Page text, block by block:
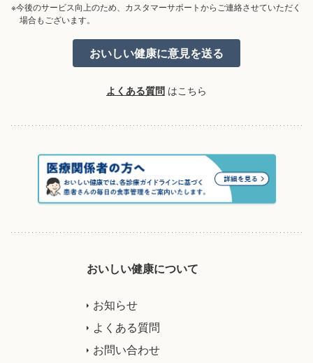
※今後のサービス向上のため、カスタマーサポートからご連絡させていただく
場合もございます。
よくある質問 はこちら
おいしい健康について
お知らせ
よくある質問
お問い合わせ